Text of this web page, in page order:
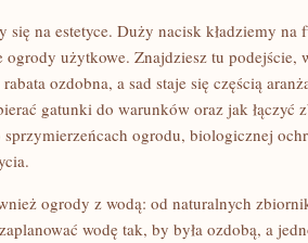
się na estetyce. Duży nacisk kładziemy
ogrody użytkowe. Znajdziesz tu
ozdobna, a sad staje się częścią
gatunki do warunków oraz jak łączyć
ogrodu, biologicznej
ogrody z wodą: od naturalnych
wodę tak, by była ozdobą, a